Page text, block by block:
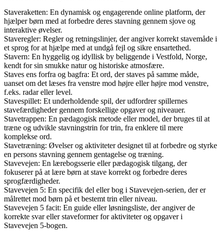
Staveraketten: En dynamisk og engagerende online platform, der
hjælper børn med at forbedre deres stavning gennem sjove og
interaktive øvelser.
Staveregler: Regler og retningslinjer, der angiver korrekt stavemåde i
et sprog for at hjælpe med at undgå fejl og sikre ensartethed.
Stavern: En hyggelig og idyllisk by beliggende i Vestfold, Norge,
kendt for sin smukke natur og historiske atmosfære.
Staves ens forfra og bagfra: Et ord, der staves på samme måde,
uanset om det læses fra venstre mod højre eller højre mod venstre,
f.eks. radar eller level.
Stavespillet: Et underholdende spil, der udfordrer spillernes
stavefærdigheder gennem forskellige opgaver og niveauer.
Stavetrappen: En pædagogisk metode eller model, der bruges til at
træne og udvikle stavningstrin for trin, fra enklere til mere
komplekse ord.
Stavetræning: Øvelser og aktiviteter designet til at forbedre og styrke
en persons stavning gennem gentagelse og træning.
Stavevejen: En lærebogsserie eller pædagogisk tilgang, der
fokuserer på at lære børn at stave korrekt og forbedre deres
sprogfærdigheder.
Stavevejen 5: En specifik del eller bog i Stavevejen-serien, der er
målrettet mod børn på et bestemt trin eller niveau.
Stavevejen 5 facit: En guide eller løsningsliste, der angiver de
korrekte svar eller staveformer for aktiviteter og opgaver i
Stavevejen 5-bogen.